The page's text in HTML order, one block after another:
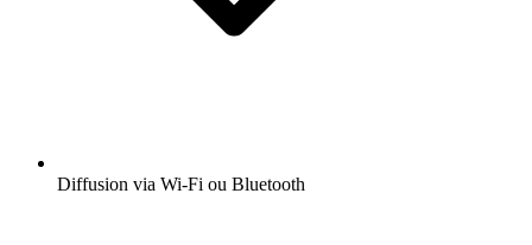
Diffusion via Wi-Fi ou Bluetooth